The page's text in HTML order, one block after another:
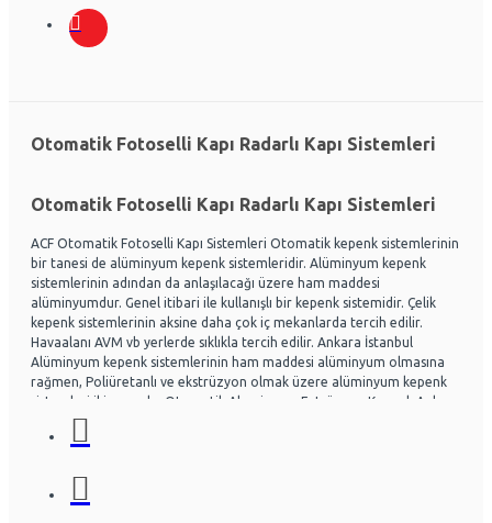
Otomatik Fotoselli Kapı Radarlı Kapı Sistemleri
Otomatik Fotoselli Kapı Radarlı Kapı Sistemleri
ACF Otomatik Fotoselli Kapı Sistemleri Otomatik kepenk sistemlerinin
bir tanesi de alüminyum kepenk sistemleridir. Alüminyum kepenk
sistemlerinin adından da anlaşılacağı üzere ham maddesi
alüminyumdur. Genel itibari ile kullanışlı bir kepenk sistemidir. Çelik
kepenk sistemlerinin aksine daha çok iç mekanlarda tercih edilir.
Havaalanı AVM vb yerlerde sıklıkla tercih edilir. Ankara İstanbul
Alüminyum kepenk sistemlerinin ham maddesi alüminyum olmasına
rağmen, Poliüretanlı ve ekstrüzyon olmak üzere alüminyum kepenk
sistemleri ikiye ayrılır. Otomatik Aluminyum Extrüzyon Kepenk Ankara
ve İstanbul başta olmak üzere Ülke genelinde hayli tercih
edilmektedir. Acf otomatik kapı sistemleri Otomatik kapı radarlı kapı,
ve Cephe sistemleri üzerine uzman ekip yapısıyla Montaj ve arıza
bakım onarım konusunda uzmandır. Ankara İstanbul Otomatik